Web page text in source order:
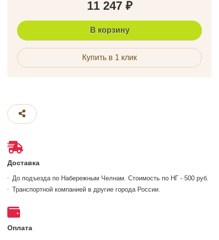
11 247₽
В корзину
Купить в 1 клик
Доставка
До подъезда по Набережным Челнам. Стоимость по НГ - 500 руб.
Транспортной компанией в другие города России.
Оплата